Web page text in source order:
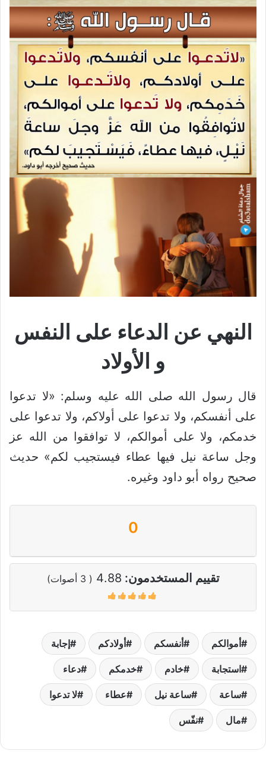
النهي عن الدعاء على النفس
و الأولاد
قال رسول الله صلى الله عليه وسلم: «لا تدعوا
على أنفسكم، ولا تدعوا على أولاكم، ولا تدعوا على
خدمكم، ولا على أموالكم، لا توافقوا من الله عز
وجل ساعة نيل فيها عطاء فيستجيب لكم» حديث
صحيح رواه أبو داود وغيره.
0
تقييم المستخدمون: 4.88
(
3 أصوات)
أموالكم أنفسكم أولادكم إجابة
استجابة خادم خدمكم دعاء
ساعة ساعة نيل عطاء لا تدعوا
مال نفّس